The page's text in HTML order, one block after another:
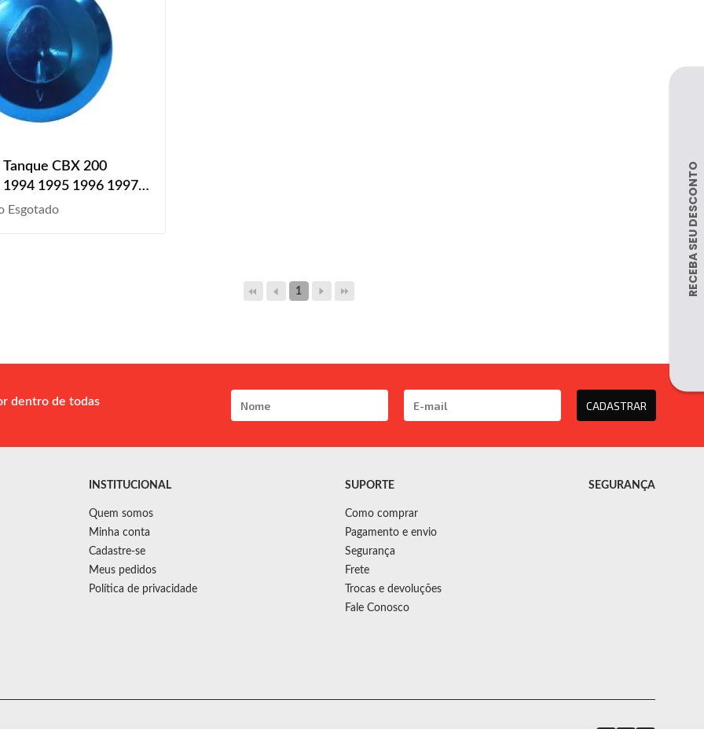
Tanque CBX 200
1994 1995 1996 1997
2000 2001 2002
Esgotado
1
dentro de todas
CADASTRAR
INSTITUCIONAL
Quem somos
Minha conta
Cadastre-se
Meus pedidos
Política de privacidade
SUPORTE
Como comprar
Pagamento e envio
Segurança
Frete
Trocas e devoluções
Fale Conosco
SEGURANÇA